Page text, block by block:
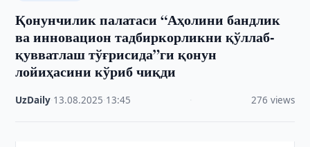
Қонунчилик палатаси “Аҳолини бандлик
ва инновацион тадбиркорликни қўллаб-
қувватлаш тўғрисида”ги қонун
лойиҳасини кўриб чиқди
UzDaily 13.08.2025 13:45 276 views